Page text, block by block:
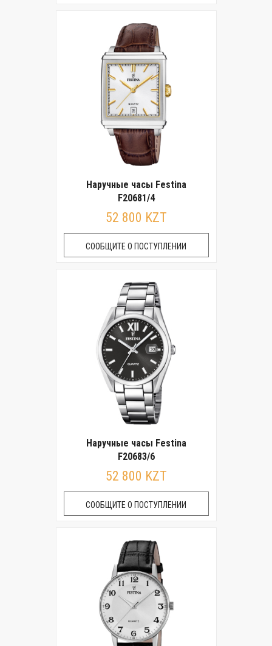
Наручные часы Festina
F20681/4
52 800 KZT
СООБЩИТЕ О ПОСТУПЛЕНИИ
Наручные часы Festina
F20683/6
52 800 KZT
СООБЩИТЕ О ПОСТУПЛЕНИИ